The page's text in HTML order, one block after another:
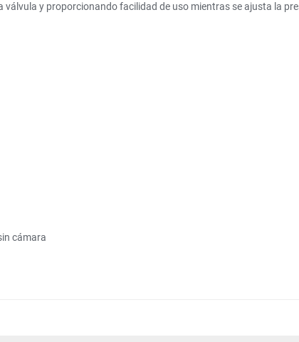
válvula y proporcionando facilidad de uso mientras se ajusta la
cámara